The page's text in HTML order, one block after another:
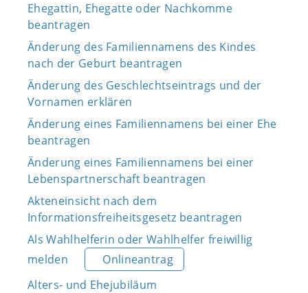
Ehegattin, Ehegatte oder Nachkomme
beantragen
Änderung des Familiennamens des Kindes
nach der Geburt beantragen
Änderung des Geschlechtseintrags und der
Vornamen erklären
Änderung eines Familiennamens bei einer Ehe
beantragen
Änderung eines Familiennamens bei einer
Lebenspartnerschaft beantragen
Akteneinsicht nach dem
Informationsfreiheitsgesetz beantragen
Als Wahlhelferin oder Wahlhelfer freiwillig
melden
Onlineantrag
Alters- und Ehejubiläum